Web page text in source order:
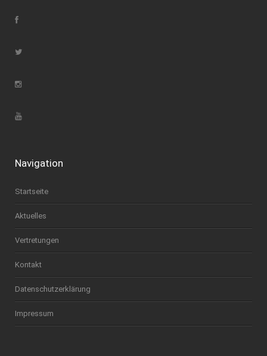
Navigation
Startseite
Aktuelles
Vertretungen
Kontakt
Datenschutzerklärung
Impressum